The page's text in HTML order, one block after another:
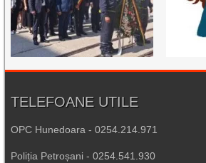
TELEFOANE UTILE
OPC Hunedoara - 0254.214.971
Poliția Petroșani - 0254.541.930